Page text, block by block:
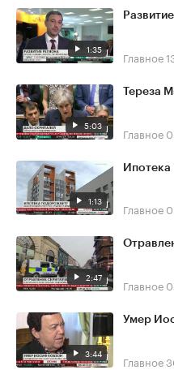
1:35 Главное
5:03
Тереза
Главное
1:13 Главное
2:47 Главное
3:44
Умер
Главное